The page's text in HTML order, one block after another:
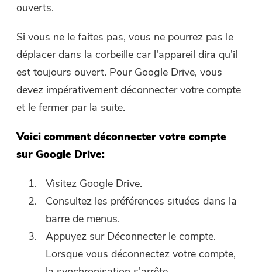
ouverts.
Si vous ne le faites pas, vous ne pourrez pas le
déplacer dans la corbeille car l'appareil dira qu'il
est toujours ouvert. Pour Google Drive, vous
devez impérativement déconnecter votre compte
et le fermer par la suite.
Voici comment déconnecter votre compte
sur Google Drive:
Visitez Google Drive.
Consultez les préférences situées dans la
barre de menus.
Appuyez sur Déconnecter le compte.
Lorsque vous déconnectez votre compte,